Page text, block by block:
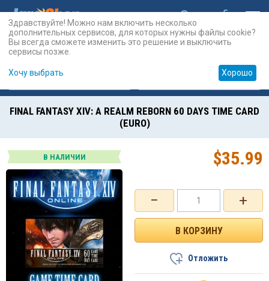
Карты Prepaid
FINAL FANTASY XIV: A REALM REBORN 60 DAYS TIME CARD
(EURO)
В НАЛИЧИИ
+
−
$35.99
Отложить
Здравствуйте! Можно нам включить несколько
дополнительных сервисов, для которых нужны файлы cookie?
Вы всегда сможете изменить это решение и выключить
сервисы позже.
Хочу выбрать Хорошо